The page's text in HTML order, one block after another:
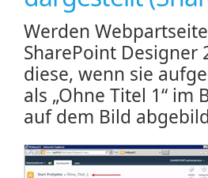
Werden
SharePoint Designer
diese, wenn sie
als „Ohne Titel 1“
auf dem Bild